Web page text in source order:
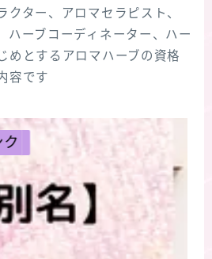
クター、アロマセラピスト、
ハーブコーディネーター、ハー
めとするアロマハーブの資格
容です
ク